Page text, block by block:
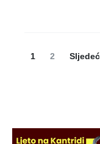
Posts
Page
1 Page
2